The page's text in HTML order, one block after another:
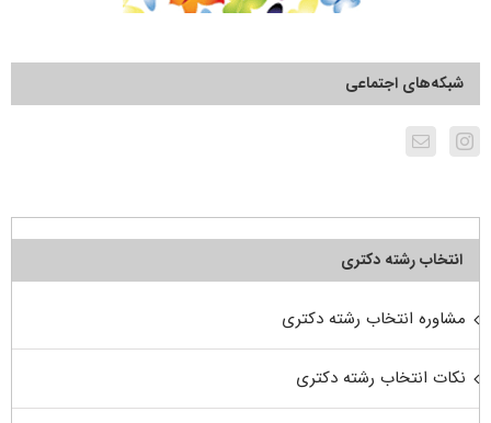
شبکه‌های اجتماعی
انتخاب رشته دکتری
مشاوره انتخاب رشته دکتری
نکات انتخاب رشته دکتری